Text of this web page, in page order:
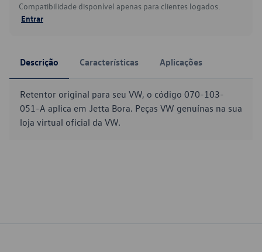
Compatibilidade disponível apenas para clientes logados.
Entrar
Descrição Características Aplicações
Retentor original para seu VW, o código 070-103-
051-A aplica em Jetta Bora. Peças VW genuínas na sua
loja virtual oficial da VW.